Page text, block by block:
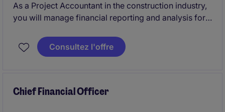
As a Project Accountant in the construction industry,
you will manage financial reporting and analysis for
to monitor budgets, prepare forecasts, and ensure
accurate financial records.
Consultez l'offre
Chief Financial Officer